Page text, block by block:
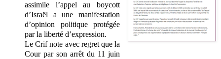
assimile l’appel au boycott
d’Israël a une manifestation
d’opinion politique protégée
par la liberté d’expression.
Le Crif note avec regret que la
Cour par son arrêt du 11 juin